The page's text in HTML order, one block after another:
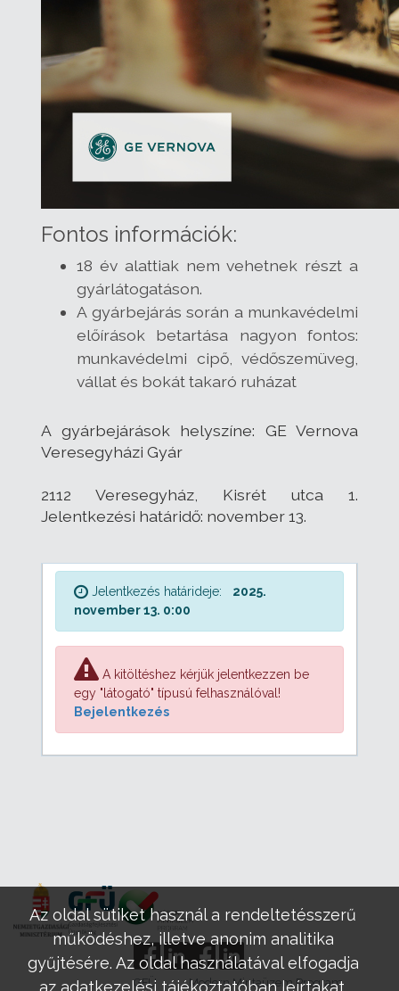
Fontos információk:
18 év alattiak nem vehetnek részt a
gyárlátogatáson.
A gyárbejárás során a munkavédelmi
előírások betartása nagyon fontos:
munkavédelmi cipő, védőszemüveg,
vállat és bokát takaró ruházat
A gyárbejárások helyszíne: GE Vernova
Veresegyházi Gyár
2112 Veresegyház, Kisrét utca 1.
Jelentkezési határidő: november 13.
Jelentkezés határideje:
2025.
november 13. 0:00
A kitöltéshez kérjük jelentkezzen be
egy "látogató" típusú felhasználóval!
Bejelentkezés
GFÜ Modern Mintaüzem Program
Az oldal sütiket használ a rendeltetésszerű
működéshez, illetve anonim analitika
gyűjtésére. Az oldal használatával elfogadja
az adatkezelési tájékoztatóban leírtakat.